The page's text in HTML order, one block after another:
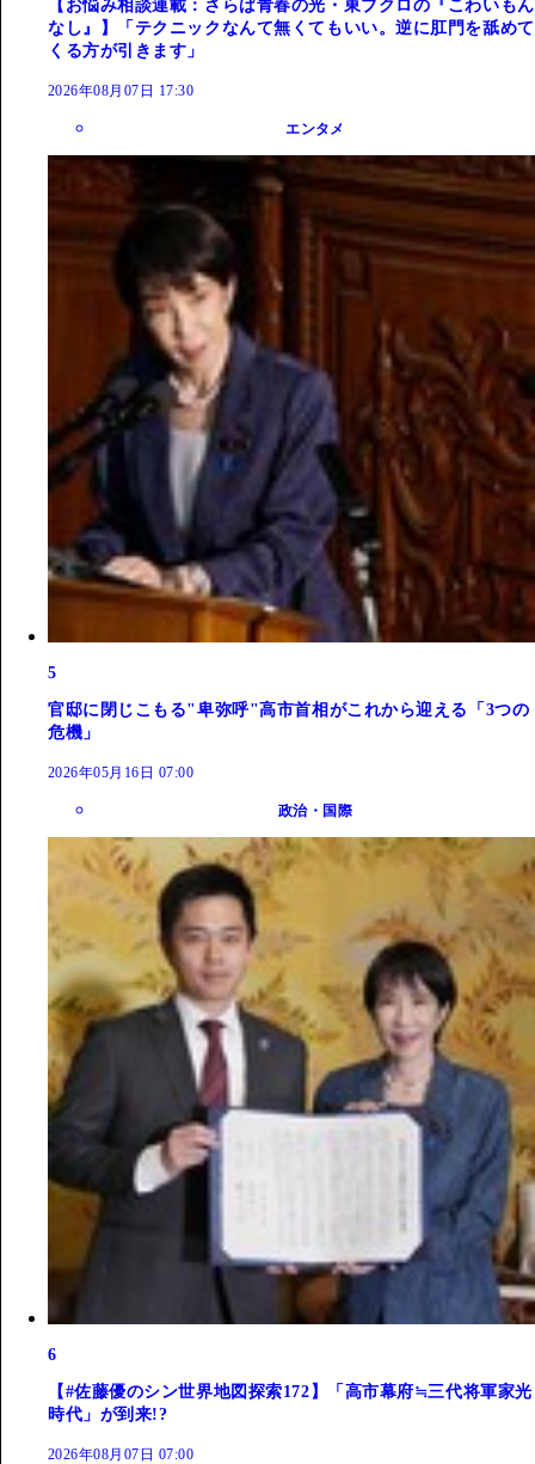
【お悩み相談連載：さらば青春の光・東ブクロの『こわいもん
なし』】「テクニックなんて無くてもいい。逆に肛門を舐めて
くる方が引きます」
2026年08月07日 17:30
エンタメ
5
官邸に閉じこもる"卑弥呼"高市首相がこれから迎える「3つの
危機」
2026年05月16日 07:00
政治・国際
6
【#佐藤優のシン世界地図探索172】「高市幕府≒三代将軍家光
時代」が到来!?
2026年08月07日 07:00